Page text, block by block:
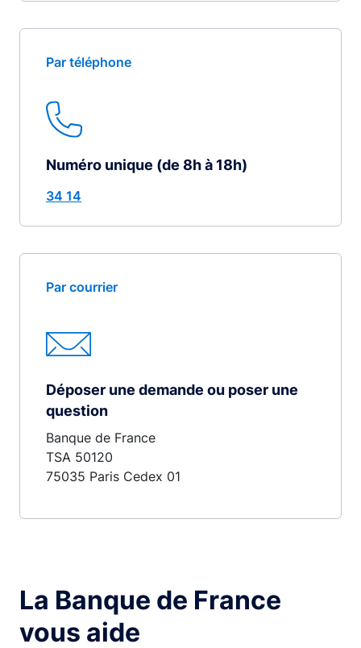
Par téléphone
Numéro unique (de 8h à 18h)
34 14
Par courrier
Déposer une demande ou poser une
question
Banque de France
TSA 50120
75035 Paris Cedex 01
La Banque de France
vous aide